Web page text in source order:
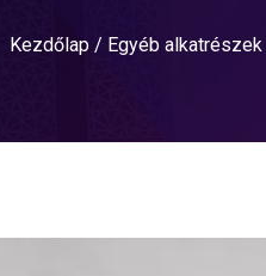
Kezdőlap / Egyéb alkatrészek